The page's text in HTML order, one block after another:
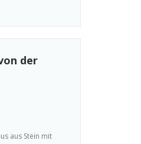
der
aus Stein mit